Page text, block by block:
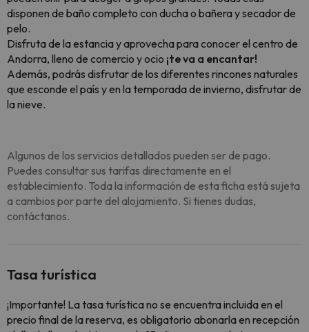
disponen de baño completo con ducha o bañera y secador de
pelo.
Disfruta de la estancia y aprovecha para conocer el centro de
Andorra, lleno de comercio y ocio ¡te va a encantar!
Además, podrás disfrutar de los diferentes rincones naturales
que esconde el país y en la temporada de invierno, disfrutar de
la nieve.
Algunos de los servicios detallados pueden ser de pago.
Puedes consultar sus tarifas directamente en el
establecimiento. Toda la información de esta ficha está sujeta
a cambios por parte del alojamiento. Si tienes dudas,
contáctanos.
Tasa turística
¡Importante! La tasa turística no se encuentra incluida en el
precio final de la reserva, es obligatorio abonarla en recepción